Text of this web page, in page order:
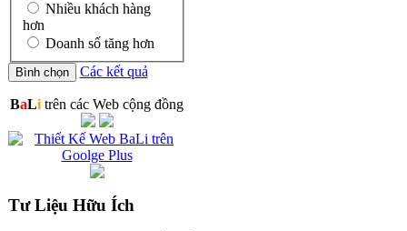
Nhiều khách hàng
hơn
Doanh số tăng hơn
Các kết quả
BaLitrên các Web cộng đồng
Tư Liệu Hữu Ích